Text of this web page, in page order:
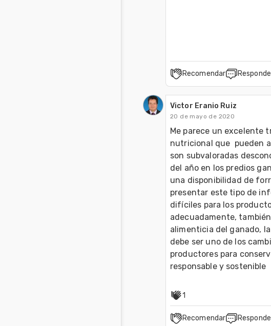
Recomendar
Victor Eranio Ruiz
20 de mayo de 2020
Me parece un excelente
nutricional que  pueden
son subvaloradas
del año en los predios
una disponibilidad de
presentar este tipo de
difíciles para los
adecuadamente,
alimenticia del ganado,
debe ser uno de los
productores para
responsable y
1
Recomendar